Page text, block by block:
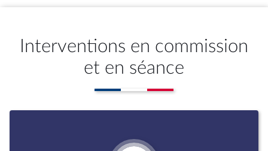
Interventions en commission
et en séance